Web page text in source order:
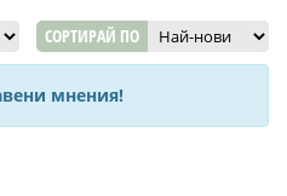
СОРТИРАЙ ПО
мнения!